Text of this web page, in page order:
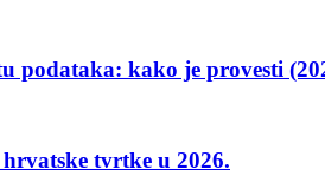
podataka: kako je provesti
tvrtke u 2026.